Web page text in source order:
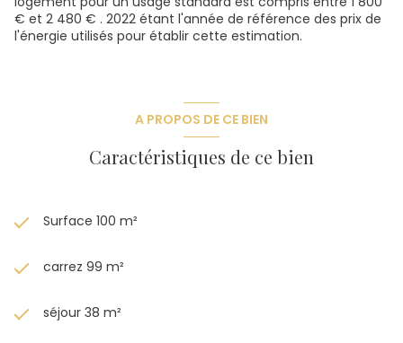
€ et 2 480 € . 2022 étant l'année de référence des prix de
l'énergie utilisés pour établir cette estimation.
A PROPOS DE CE BIEN
Caractéristiques de ce bien
Surface 100 m²
carrez 99 m²
séjour 38 m²